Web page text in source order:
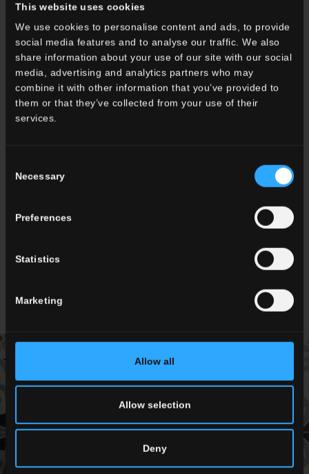
This website uses cookies
We use cookies to personalise content and ads, to provide
social media features and to analyse our traffic. We also
share information about your use of our site with our social
media, advertising and analytics partners who may
combine it with other information that you’ve provided to
them or that they’ve collected from your use of their
services.
Selection
Necessary
Preferences
Statistics
Marketing
Allow all
Allow selection
Deny
UN STYLE UNIQUE Une interprétation contemporaine
de carreaux rétro
Terrazzo vénitien, briques colorées et lumineuses,
carreaux de ciment vintage, décors aux trames
territoire de Saint-Marin, Ceramica Faetano continue
de réaliser des carreaux de sol et de mur en grès
cérame dotés d'une originalité et d'une autonomie
particulières. Elle redécouvre et traduit dans une
veine contemporaine les détails de précieux objets
passion pour le « métier de la
céramique »